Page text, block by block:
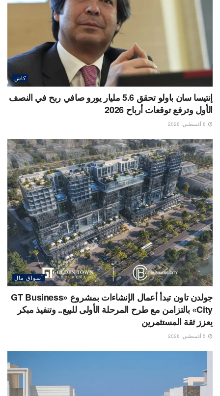
كاش
إنتيسا سان باولو تحقق 5.6 مليار يورو صافي ربح في النصف
الأول وترفع توقعات أرباح 2026
أسواق مال
جولدن تاون تبدأ أعمال الإنشاءات بمشروع «GT Business
City» بالتزامن مع طرح المرحلة الأولى للبيع.. وتنفيذ مبكر
يعزز ثقة المستثمرين